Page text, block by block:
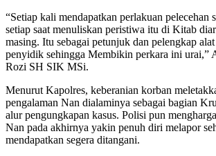
“Setiap kali mendapatkan perlakuan pelecehan
setiap saat menuliskan peristiwa itu di Kitab
masing. Itu sebagai petunjuk dan pelengkap
penyidik sehingga Membikin perkara ini urai,”
Rozi SH SIK MSi.
Menurut Kapolres, keberanian korban
pengalaman Nan dialaminya sebagai bagian
alur pengungkapan kasus. Polisi pun
Nan pada akhirnya yakin penuh diri melapor
mendapatkan segera ditangani.